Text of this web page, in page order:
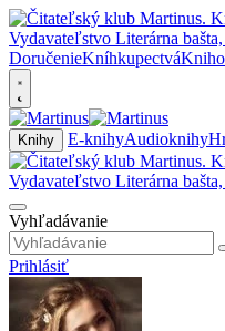
DoručenieKníhkupectvá
Knihy E-knihyAudioknihy
Vyhľadávanie
Prihlásiť